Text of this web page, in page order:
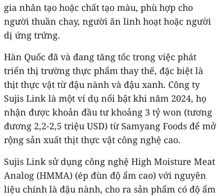
gia nhân tạo hoặc chất tạo màu, phù hợp cho
người thuần chay, người ăn linh hoạt hoặc người
dị ứng trứng.
Hàn Quốc đã và đang tăng tốc trong việc phát
triển thị trường thực phẩm thay thế, đặc biệt là
thịt thực vật từ đậu nành và đậu xanh. Công ty
Sujis Link là một ví dụ nổi bật khi năm 2024, họ
nhận được khoản đầu tư khoảng 3 tỷ won (tương
đương 2,2‑2,5 triệu USD) từ Samyang Foods để mở
rộng sản xuất thịt thực vật công nghệ cao.
Sujis Link sử dụng công nghệ High Moisture Meat
Analog (HMMA) (ép đùn độ ẩm cao) với nguyên
liệu chính là đậu nành, cho ra sản phẩm có độ ẩm